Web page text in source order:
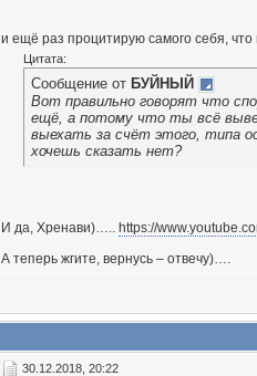
и ещё раз процитирую самого себя, что
Цитата:
Сообщение от БУЙНЫЙ
Вот правильно говорят что
ещё, а потому что ты всё
выехать за счёт этого, типа
хочешь сказать нет?
И да, Хренави)….. https://
А теперь жгите, вернусь – отвечу)….
30.12.2018, 20:22